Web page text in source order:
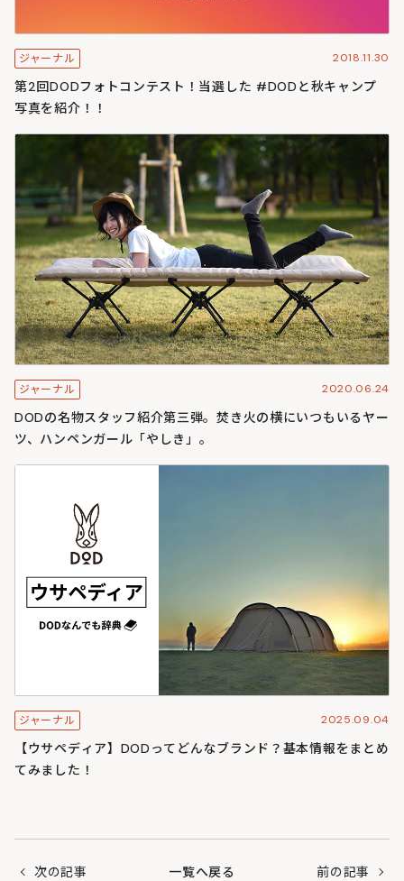
ジャーナル 2018.11.30
第2回DODフォトコンテスト！当選した #DODと秋キャンプ
写真を紹介！！
ジャーナル 2020.06.24
DODの名物スタッフ紹介第三弾。焚き火の横にいつもいるヤー
ツ、ハンペンガール「やしき」。
ジャーナル 2025.09.04
【ウサペディア】DODってどんなブランド？基本情報をまとめ
てみました！
次の記事 一覧へ戻る 前の記事